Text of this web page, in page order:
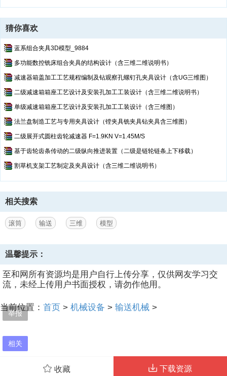
相关
举报
猜你喜欢
蓝系组合夹具3D模型_9884
多功能数控铣床组合夹具的结构设计（含三维二维说明书）
减速器箱盖加工工艺规程编制及钻观察孔螺钉孔夹具设计（含UG三维图）
二级减速箱箱座工艺设计及安装孔加工工装设计（含三维二维说明书）
单级减速箱箱座工艺设计及安装孔加工工装设计（含三维图）
法兰盘制造工艺与专用夹具设计（镗夹具铣夹具钻夹具含三维图）
二级展开式圆柱齿轮减速器 F=1.9KN V=1.45M/S
基于齿轮齿条传动的二级纵向推进装置（二级是链轮链条上下移载）
割草机支架工艺制定及夹具设计（含三维二维说明书）
相关搜索
滚筒 输送 三维 模型
收藏 下载资源
温馨提示：
至和网所有资源均是用户自行上传分享，仅供网友学习交
流，未经上传用户书面授权，请勿作他用。
当前位置： 首页 > 机械设备 > 输送机械 >